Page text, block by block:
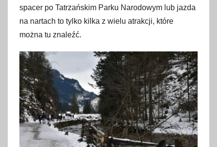
spacer po Tatrzańskim Parku Narodowym lub jazda
na nartach to tylko kilka z wielu atrakcji, które
można tu znaleźć.